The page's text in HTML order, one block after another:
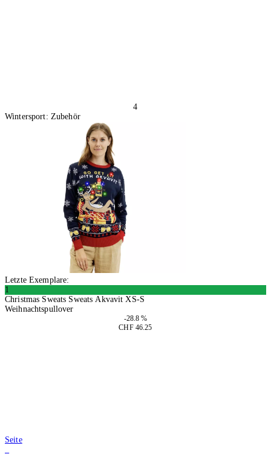
4
Wintersport: Zubehör
Letzte Exemplare:
1
Christmas Sweats Sweats Akvavit XS-S
Weihnachtspullover
-28.8 %
CHF 46.25
Seite